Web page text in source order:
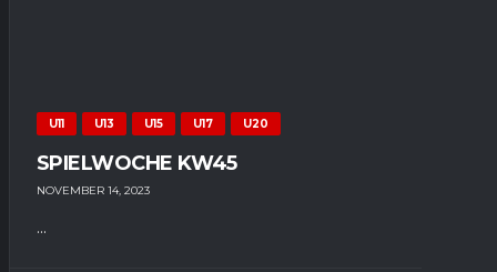
U11 U13 U15 U17 U20
SPIELWOCHE KW45
NOVEMBER 14, 2023
...